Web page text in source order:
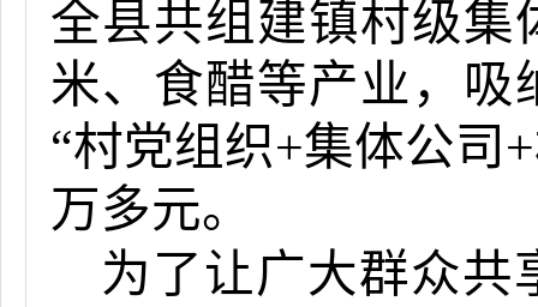
全县共组建镇村级集
米、食醋等产业，吸
“村党组织+集体公司
万多元。
为了让广大群众共